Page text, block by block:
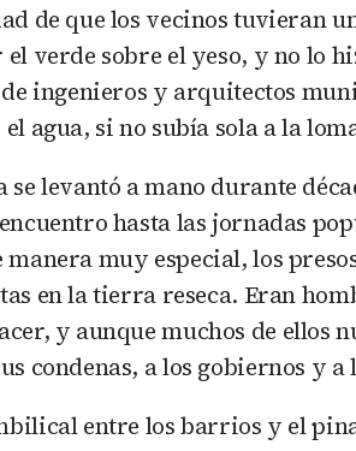
de que los vecinos tuvieran
verde sobre el yeso, y no lo
ingenieros y arquitectos
el agua, si no subía sola a la
se levantó a mano durante
hasta las jornadas
muy especial, los
en la tierra reseca. Eran
y aunque muchos de
condenas, a los gobiernos y
entre los barrios y el